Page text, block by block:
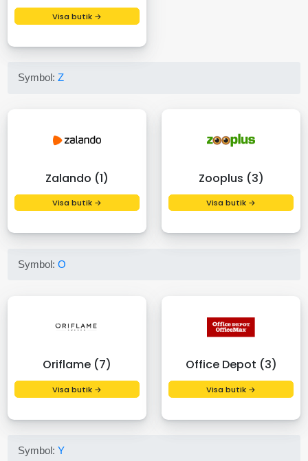
Visa butik →
Symbol:Z
Zalando (1)
Visa butik →
Zooplus (3)
Visa butik →
Symbol:O
Oriflame (7)
Visa butik →
Office Depot (3)
Visa butik →
Symbol:Y